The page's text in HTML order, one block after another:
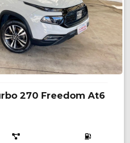
270 Freedom At6